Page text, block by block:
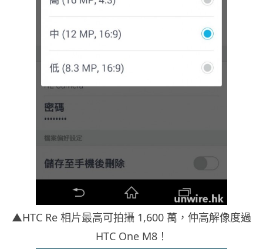
▲HTC Re 相片最高可拍攝 1,600 萬，仲高解像度過
HTC One M8！